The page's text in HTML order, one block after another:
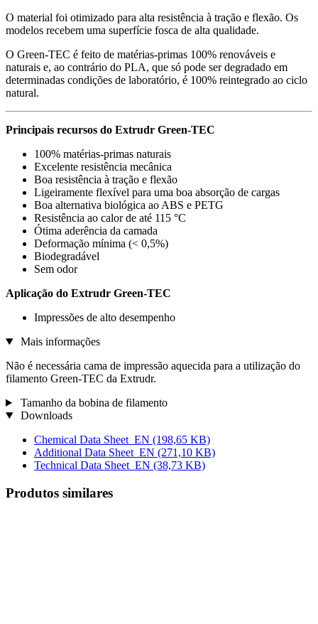
O material foi otimizado para alta resistência à tração e flexão. Os
modelos recebem uma superfície fosca de alta qualidade.
O Green-TEC é feito de matérias-primas 100% renováveis e
naturais e, ao contrário do PLA, que só pode ser degradado em
determinadas condições de laboratório, é 100% reintegrado ao ciclo
natural.
Principais recursos do Extrudr Green-TEC
100% matérias-primas naturais
Excelente resistência mecânica
Boa resistência à tração e flexão
Ligeiramente flexível para uma boa absorção de cargas
Boa alternativa biológica ao ABS e PETG
Resistência ao calor de até 115 °C
Ótima aderência da camada
Deformação mínima (< 0,5%)
Biodegradável
Sem odor
Aplicação do Extrudr Green-TEC
Impressões de alto desempenho
Mais informações
Não é necessária cama de impressão aquecida para a utilização do
filamento Green-TEC da Extrudr.
Tamanho da bobina de filamento
Downloads
Chemical Data Sheet_EN (198,65 KB)
Additional Data Sheet_EN (271,10 KB)
Technical Data Sheet_EN (38,73 KB)
Produtos similares